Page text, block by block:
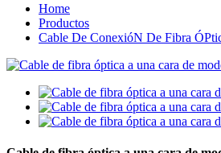
Home
Productos
Cable De ConexióN De Fibra